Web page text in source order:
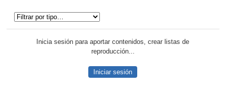
Inicia sesión para aportar contenidos, crear listas de
reproducción...
Iniciar sesión